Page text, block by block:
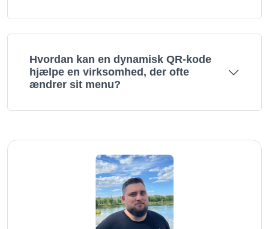
Hvordan kan en dynamisk QR-kode
hjælpe en virksomhed, der ofte
ændrer sit menu?